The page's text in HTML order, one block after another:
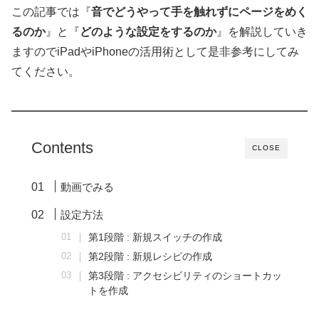
この記事では『音でどうやって手を触れずにページをめく
るのか』と『どのような設定をするのか』を解説していき
ますのでiPadやiPhoneの活用術として是非参考にしてみ
てください。
CLOSE
Contents
動画でみる
設定方法
第1段階 : 新規スイッチの作成
第2段階 : 新規レシピの作成
第3段階 : アクセシビリティのショートカッ
トを作成